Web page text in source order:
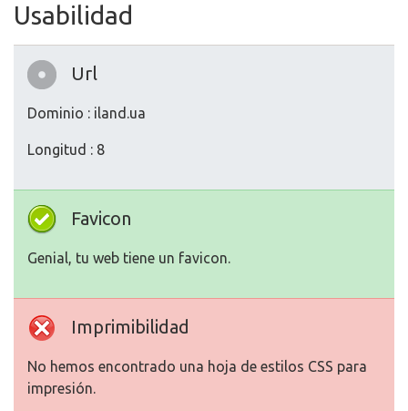
Usabilidad
Url
Dominio : iland.ua
Longitud : 8
Favicon
Genial, tu web tiene un favicon.
Imprimibilidad
No hemos encontrado una hoja de estilos CSS para
impresión.